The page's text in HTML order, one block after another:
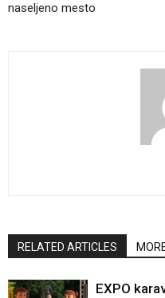
naseljeno mesto
RELATED ARTICLES
EXPO